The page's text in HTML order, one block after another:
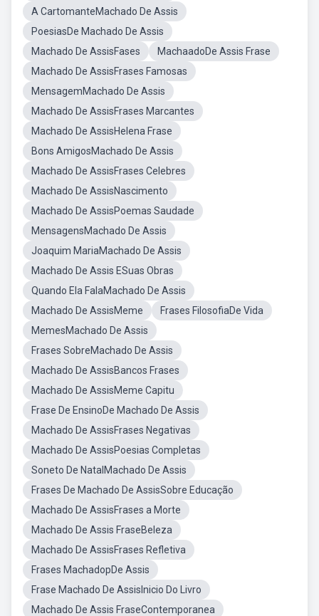
A CartomanteMachado De Assis
PoesiasDe Machado De Assis
Machado De AssisFases
MachaadoDe Assis Frase
Machado De AssisFrases Famosas
MensagemMachado De Assis
Machado De AssisFrases Marcantes
Machado De AssisHelena Frase
Bons AmigosMachado De Assis
Machado De AssisFrases Celebres
Machado De AssisNascimento
Machado De AssisPoemas Saudade
MensagensMachado De Assis
Joaquim MariaMachado De Assis
Machado De Assis ESuas Obras
Quando Ela FalaMachado De Assis
Machado De AssisMeme
Frases FilosofiaDe Vida
MemesMachado De Assis
Frases SobreMachado De Assis
Machado De AssisBancos Frases
Machado De AssisMeme Capitu
Frase De EnsinoDe Machado De Assis
Machado De AssisFrases Negativas
Machado De AssisPoesias Completas
Soneto De NatalMachado De Assis
Frases De Machado De AssisSobre Educação
Machado De AssisFrases a Morte
Machado De Assis FraseBeleza
Machado De AssisFrases Refletiva
Frases MachadopDe Assis
Frase Machado De AssisInicio Do Livro
Machado De Assis FraseContemporanea